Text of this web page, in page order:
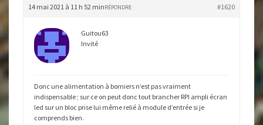
14 mai 2021 à 11 h 52 min #1620
RÉPONDRE
Guitou63
Invité
Donc une alimentation à borniers n’est pas vraiment
indispensable ; sur ce on peut donc tout brancher RPI ampli écran
led sur un bloc prise lui même relié à module d’entrée si je
comprends bien.